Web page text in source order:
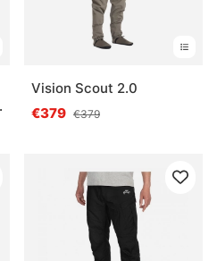
Vision Scout 2.0
€379 €379